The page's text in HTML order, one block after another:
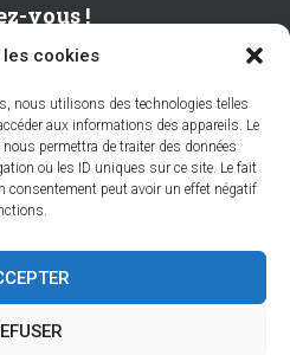
les cookies
nous utilisons des technologies telles
aux informations des appareils. Le
permettra de traiter des données
ou les ID uniques sur ce site. Le fait
consentement peut avoir un effet négatif
vous !